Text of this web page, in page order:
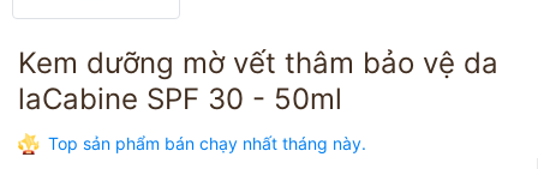
Kem dưỡng mờ vết thâm bảo vệ da
laCabine SPF 30 - 50ml
Top sản phẩm bán chạy nhất tháng này.